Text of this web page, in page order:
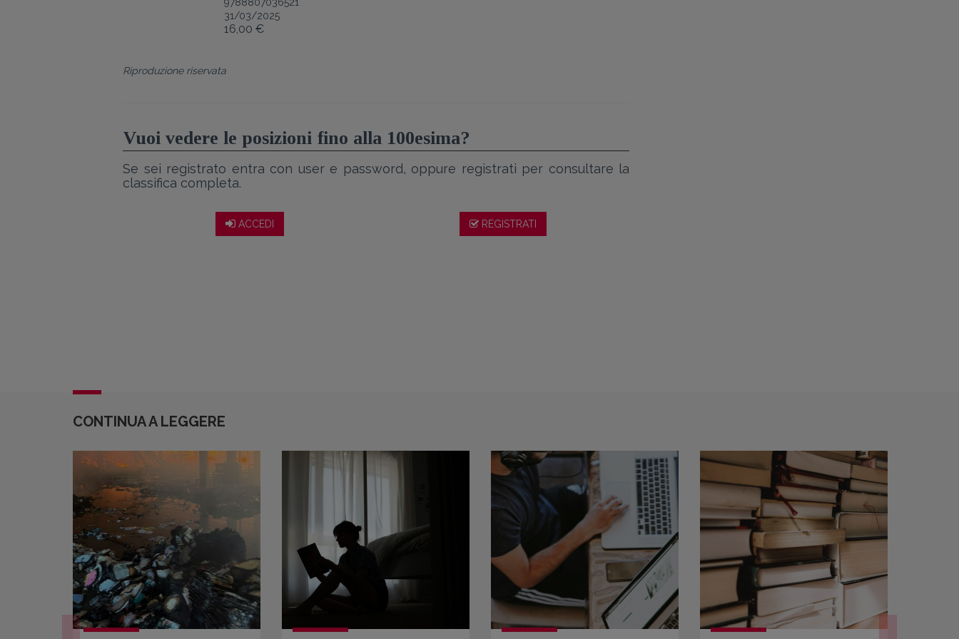
31/03/2025
16,00 €
Riproduzione riservata
Vuoi vedere le posizioni fino alla 100esima?
Se sei registrato entra con user e password, oppure registrati per consultare la
classifica completa.
ACCEDI REGISTRATI
CONTINUA A LEGGERE